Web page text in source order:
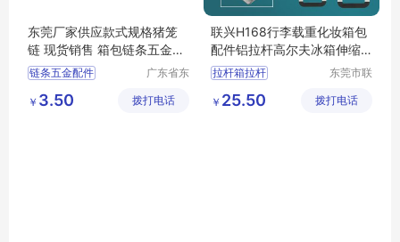
东莞厂家供应款式规格猪笼
链 现货销售 箱包链条五金配
件批发定制
链条五金配件
广东省东
镇锦厦社
￥ 3.50 拨打电话
联兴H168行李载重化妆箱包
配件铝拉杆高尔夫冰箱伸缩
电源推车拉杆
拉杆箱拉杆
拉杆箱脚轮
箱包拉杆
东莞市联
件有限公
￥ 25.50 拨打电话